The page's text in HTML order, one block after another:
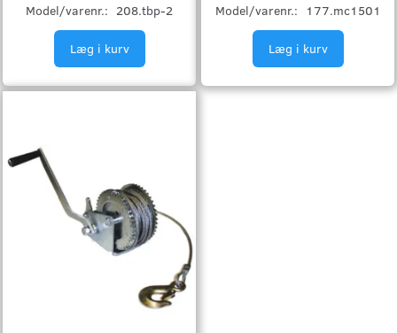
Model/varenr.: 208.tbp-2
Læg i kurv
Model/varenr.: 177.mc1501
Læg i kurv